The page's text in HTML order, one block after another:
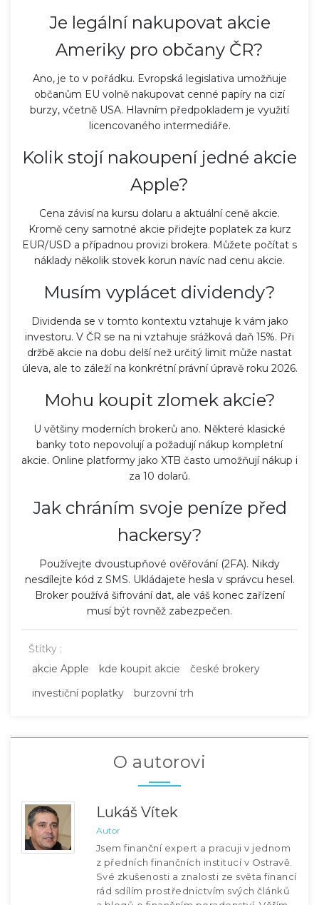
Je legální nakupovat akcie
Ameriky pro občany ČR?
Ano, je to v pořádku. Evropská legislativa umožňuje
občanům EU volně nakupovat cenné papíry na cizí
burzy, včetně USA. Hlavním předpokladem je využití
licencovaného intermediáře.
Kolik stojí nakoupení jedné akcie
Apple?
Cena závisí na kursu dolaru a aktuální ceně akcie.
Kromě ceny samotné akcie přidejte poplatek za kurz
EUR/USD a případnou provizi brokera. Můžete počítat s
náklady několik stovek korun navíc nad cenu akcie.
Musím vyplácet dividendy?
Dividenda se v tomto kontextu vztahuje k vám jako
investoru. V ČR se na ni vztahuje srážková daň 15%. Při
držbě akcie na dobu delší než určitý limit může nastat
úleva, ale to záleží na konkrétní právní úpravě roku 2026.
Mohu koupit zlomek akcie?
U většiny moderních brokerů ano. Některé klasické
banky toto nepovolují a požadují nákup kompletní
akcie. Online platformy jako XTB často umožňují nákup i
za 10 dolarů.
Jak chráním svoje peníze před
hackersy?
Používejte dvoustupňové ověřování (2FA). Nikdy
nesdílejte kód z SMS. Ukládajete hesla v správcu hesel.
Broker používá šifrování dat, ale váš konec zařízení
musí být rovněž zabezpečen.
Štítky :
akcie Apple
kde koupit akcie
české brokery
investiční poplatky
burzovní trh
O autorovi
Lukáš Vítek
Autor
Jsem finanční expert a pracuji v jednom
z předních finančních institucí v Ostravě.
Své zkušenosti a znalosti ze světa financí
rád sdílím prostřednictvím svých článků